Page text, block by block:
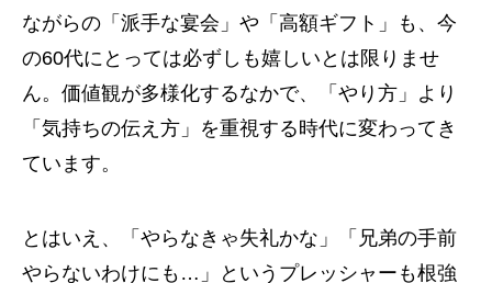
ながらの「派手な宴会」や「高額ギフト」も、今
の60代にとっては必ずしも嬉しいとは限りませ
ん。価値観が多様化するなかで、「やり方」より
「気持ちの伝え方」を重視する時代に変わってき
ています。
とはいえ、「やらなきゃ失礼かな」「兄弟の手前
やらないわけにも…」というプレッシャーも根強